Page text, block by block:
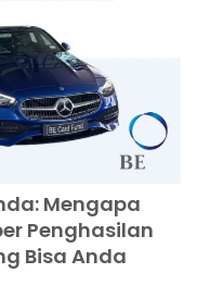
Mengapa
Penghasilan
Bisa Anda